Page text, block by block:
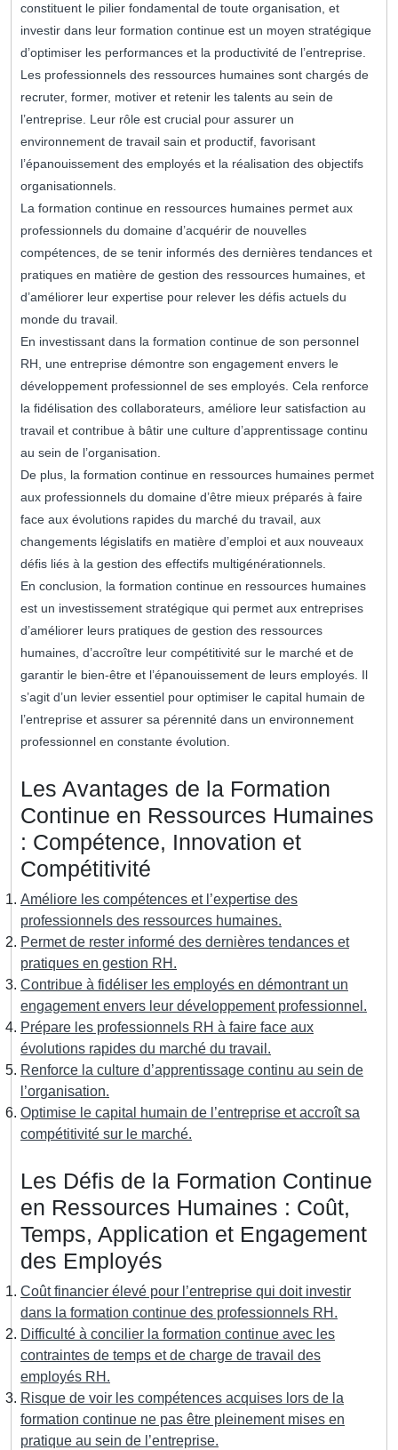
constituent le pilier fondamental de toute organisation, et
investir dans leur formation continue est un moyen stratégique
d’optimiser les performances et la productivité de l’entreprise.
Les professionnels des ressources humaines sont chargés de
recruter, former, motiver et retenir les talents au sein de
l’entreprise. Leur rôle est crucial pour assurer un
environnement de travail sain et productif, favorisant
l’épanouissement des employés et la réalisation des objectifs
organisationnels.
La formation continue en ressources humaines permet aux
professionnels du domaine d’acquérir de nouvelles
compétences, de se tenir informés des dernières tendances et
pratiques en matière de gestion des ressources humaines, et
d’améliorer leur expertise pour relever les défis actuels du
monde du travail.
En investissant dans la formation continue de son personnel
RH, une entreprise démontre son engagement envers le
développement professionnel de ses employés. Cela renforce
la fidélisation des collaborateurs, améliore leur satisfaction au
travail et contribue à bâtir une culture d’apprentissage continu
au sein de l’organisation.
De plus, la formation continue en ressources humaines permet
aux professionnels du domaine d’être mieux préparés à faire
face aux évolutions rapides du marché du travail, aux
changements législatifs en matière d’emploi et aux nouveaux
défis liés à la gestion des effectifs multigénérationnels.
En conclusion, la formation continue en ressources humaines
est un investissement stratégique qui permet aux entreprises
d’améliorer leurs pratiques de gestion des ressources
humaines, d’accroître leur compétitivité sur le marché et de
garantir le bien-être et l’épanouissement de leurs employés. Il
s’agit d’un levier essentiel pour optimiser le capital humain de
l’entreprise et assurer sa pérennité dans un environnement
professionnel en constante évolution.
Les Avantages de la Formation
Continue en Ressources Humaines
: Compétence, Innovation et
Compétitivité
Améliore les compétences et l’expertise des
professionnels des ressources humaines.
Permet de rester informé des dernières tendances et
pratiques en gestion RH.
Contribue à fidéliser les employés en démontrant un
engagement envers leur développement professionnel.
Prépare les professionnels RH à faire face aux
évolutions rapides du marché du travail.
Renforce la culture d’apprentissage continu au sein de
l’organisation.
Optimise le capital humain de l’entreprise et accroît sa
compétitivité sur le marché.
Les Défis de la Formation Continue
en Ressources Humaines : Coût,
Temps, Application et Engagement
des Employés
Coût financier élevé pour l’entreprise qui doit investir
dans la formation continue des professionnels RH.
Difficulté à concilier la formation continue avec les
contraintes de temps et de charge de travail des
employés RH.
Risque de voir les compétences acquises lors de la
formation continue ne pas être pleinement mises en
pratique au sein de l’entreprise.